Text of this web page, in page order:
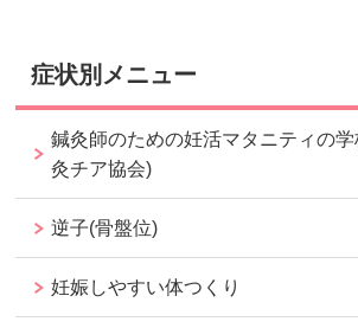
症状別メニュー
鍼灸師のための妊活マタニティの
灸チア協会)
逆子(骨盤位)
妊娠しやすい体つくり